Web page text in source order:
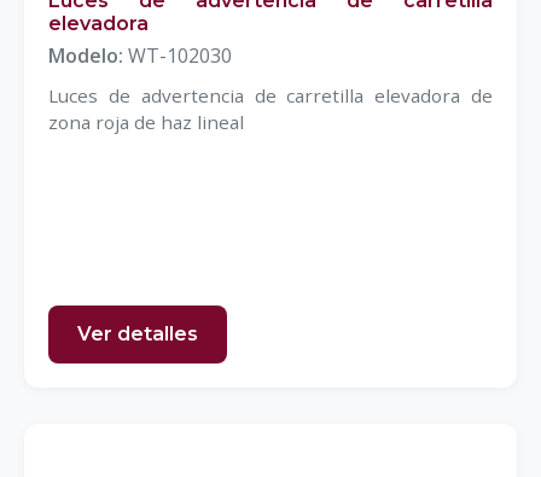
elevadora
Modelo: WT-102030
Luces de advertencia de carretilla elevadora de
zona roja de haz lineal
Ver detalles